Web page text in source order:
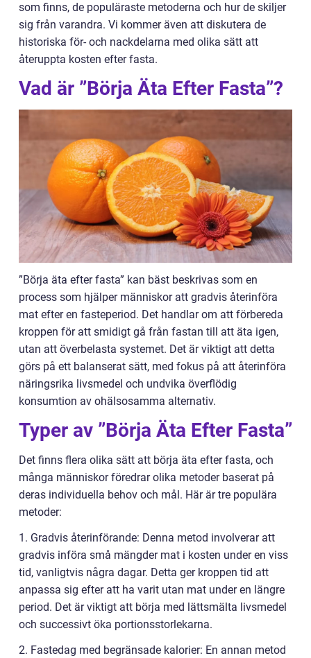
som finns, de populäraste metoderna och hur de skiljer
sig från varandra. Vi kommer även att diskutera de
historiska för- och nackdelarna med olika sätt att
återuppta kosten efter fasta.
Vad är ”Börja Äta Efter Fasta”?
”Börja äta efter fasta” kan bäst beskrivas som en
process som hjälper människor att gradvis återinföra
mat efter en fasteperiod. Det handlar om att förbereda
kroppen för att smidigt gå från fastan till att äta igen,
utan att överbelasta systemet. Det är viktigt att detta
görs på ett balanserat sätt, med fokus på att återinföra
näringsrika livsmedel och undvika överflödig
konsumtion av ohälsosamma alternativ.
Typer av ”Börja Äta Efter Fasta”
Det finns flera olika sätt att börja äta efter fasta, och
många människor föredrar olika metoder baserat på
deras individuella behov och mål. Här är tre populära
metoder:
1. Gradvis återinförande: Denna metod involverar att
gradvis införa små mängder mat i kosten under en viss
tid, vanligtvis några dagar. Detta ger kroppen tid att
anpassa sig efter att ha varit utan mat under en längre
period. Det är viktigt att börja med lättsmälta livsmedel
och successivt öka portionsstorlekarna.
2. Fastedag med begränsade kalorier: En annan metod